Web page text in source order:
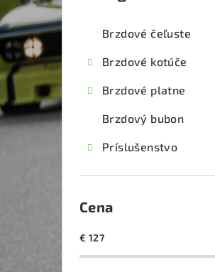
č
ý
p
a
kategórie
Brzdové čeľuste
Brzdové kotúče
Brzdové platne
Brzdový bubon
Príslušenstvo
Cena
€ 127